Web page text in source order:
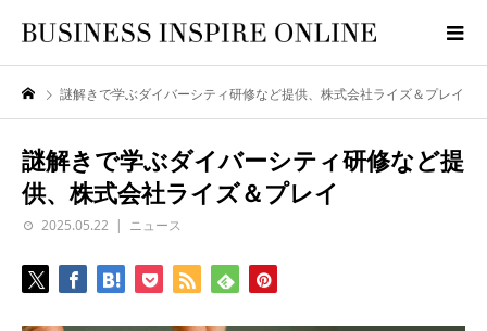
謎解きで学ぶダイバーシティ研修など提供、株式会社ライズ＆プレイ
謎解きで学ぶダイバーシティ研修など提
供、株式会社ライズ＆プレイ
2025.05.22 ニュース